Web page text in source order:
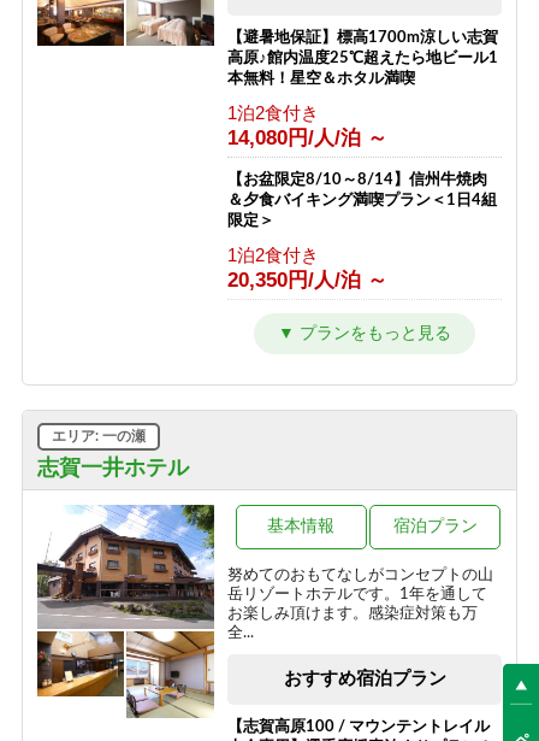
13,200円/人/泊 ～
限定217号室滞在 【ミドルクラス】
1泊2食付き
11,000円/人/泊 ～
お一人様 宿泊プラン
1泊2食付き
14,900円/人/泊 ～
【避暑地保証】標高1700m涼しい志賀
高原♪館内温度25℃超えたら地ビール1
本無料！星空＆ホタル満喫
1泊2食付き
14,080円/人/泊 ～
【お盆限定8/10～8/14】信州牛焼肉
＆夕食バイキング満喫プラン＜1日4組
限定＞
1泊2食付き
20,350円/人/泊 ～
【冬／１泊２食】志賀高原一の瀬スキ
ー場徒歩１分！ホテルジャパン志賀ス
朝食のみ
10,450円/人/泊 ～
【冬／素泊まり】雪質抜群の志賀高
原！自由気ままなスキー旅
素泊まり
8,800円/人/泊 ～
志賀一井ホテル
エリア: 一の瀬
努めてのおもてなしがコンセプトの山
岳リゾートホテルです。1年を通して
お楽しみ頂けます。感染症対策も万
全...
基本情報 宿泊プラン
おすすめ宿泊プラン
【志賀高原100 / マウンテントレイル